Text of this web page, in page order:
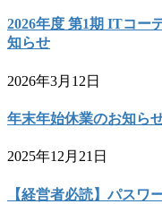
2026年度 第1期 ITコー
知らせ
2026年3月12日
年末年始休業のお知ら
2025年12月21日
【経営者必読】パスワ